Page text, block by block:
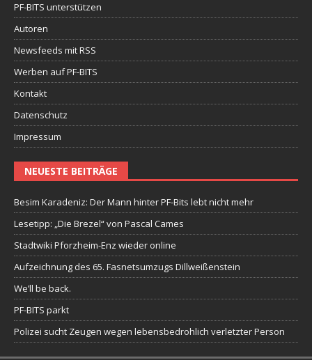
PF-BITS unterstützen
Autoren
Newsfeeds mit RSS
Werben auf PF-BITS
Kontakt
Datenschutz
Impressum
NEUESTE BEITRÄGE
Besim Karadeniz: Der Mann hinter PF-Bits lebt nicht mehr
Lesetipp: „Die Brezel“ von Pascal Cames
Stadtwiki Pforzheim-Enz wieder online
Aufzeichnung des 65. Fasnetsumzugs Dillweißenstein
We’ll be back.
PF-BITS parkt
Polizei sucht Zeugen wegen lebensbedrohlich verletzter Person